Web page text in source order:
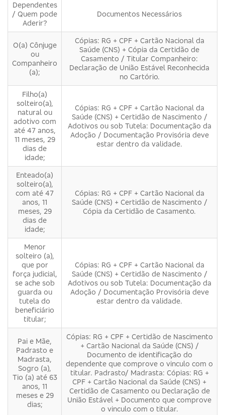
Dependentes
/ Quem pode
Aderir?
Documentos Necessários
O(a) Cônjuge
ou
Companheiro
(a);
Cópias: RG + CPF + Cartão Nacional da
Saúde (CNS) + Cópia da Certidão de
Casamento / Titular Companheiro:
Declaração de União Estável Reconhecida
no Cartório.
Filho(a)
solteiro(a),
natural ou
adotivo com
até 47 anos,
11 meses, 29
dias de
idade;
Cópias: RG + CPF + Cartão Nacional da
Saúde (CNS) + Certidão de Nascimento /
Adotivos ou sob Tutela: Documentação da
Adoção / Documentação Provisória deve
estar dentro da validade.
Enteado(a)
solteiro(a),
com até 47
anos, 11
meses, 29
dias de
idade;
Cópias: RG + CPF + Cartão Nacional da
Saúde (CNS) + Certidão de Nascimento /
Cópia da Certidão de Casamento.
Menor
solteiro (a),
que por
força judicial,
se ache sob
guarda ou
tutela do
beneficiário
titular;
Cópias: RG + CPF + Cartão Nacional da
Saúde (CNS) + Certidão de Nascimento /
Adotivos ou sob Tutela: Documentação da
Adoção / Documentação Provisória deve
estar dentro da validade.
Pai e Mãe,
Padrasto e
Madrasta,
Sogro (a),
Tio (a) até 63
anos, 11
meses e 29
dias;
Cópias: RG + CPF + Certidão de Nascimento
+ Cartão Nacional da Saúde (CNS) /
Documento de identificação do
dependente que comprove o vinculo com o
titular. Padrasto/ Madrasta: Cópias: RG +
CPF + Cartão Nacional da Saúde (CNS) +
Certidão de Casamento ou Declaração de
União Estável + Documento que comprove
o vinculo com o titular.